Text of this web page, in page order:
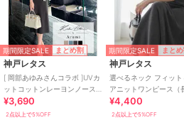
期間限定SALE まとめ割
神戸レタス
[ 岡部あゆみさんコラボ ]UVカ
ットコットンレーヨンノース
リーブニットワンピース
[E3232]
¥3,690
2点以上で5%OFF
期間限定SALE まとめ
神戸レタス
選べるネック フィット
アニットワンピース（
半袖・ノースリーブ）
¥4,400
2点以上で5%OFF